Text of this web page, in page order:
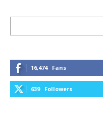
16,474 Fans
639 Followers